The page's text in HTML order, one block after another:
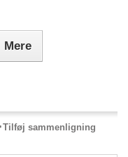
Mere
Tilføj sammenligning